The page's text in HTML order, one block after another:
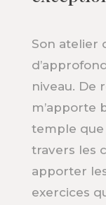
Son atelier
niveau. De
m’apporte
temple que
travers les
apporter
exercices